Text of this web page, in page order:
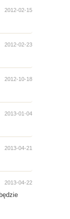
2012-02-15
2012-02-23
2012-10-18
2013-01-04
2013-04-21
2013-04-22